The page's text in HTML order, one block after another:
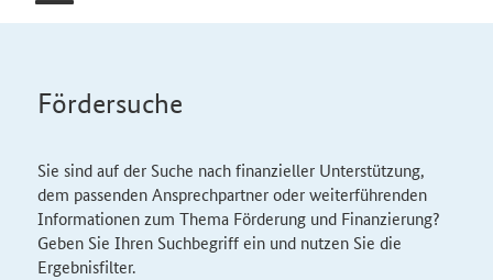
Fördersuche
Sie sind auf der Suche nach finanzieller Unterstützung,
dem passenden Ansprechpartner oder weiterführenden
Informationen zum Thema Förderung und Finanzierung?
Geben Sie Ihren Suchbegriff ein und nutzen Sie die
Ergebnisfilter.